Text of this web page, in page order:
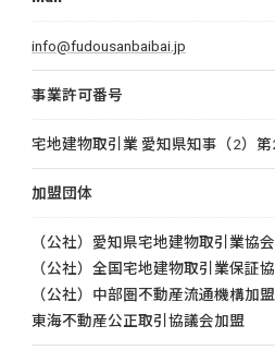
info@fudousanbaibai.jp
事業許可番号
宅地建物取引業 愛知県知事（2）
加盟団体
（公社）愛知県宅地建物取引業協
（公社）全国宅地建物取引業保証
（公社）中部圏不動産流通機構加盟
東海不動産公正取引協議会加盟